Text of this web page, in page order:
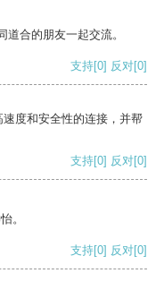
合的朋友一起交流。
支持[0] 反对[0]
度和安全性的连接，并帮
支持[0] 反对[0]
。
支持[0] 反对[0]